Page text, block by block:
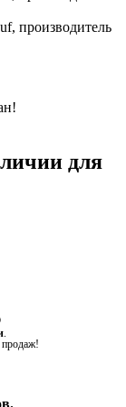
для
продаж!